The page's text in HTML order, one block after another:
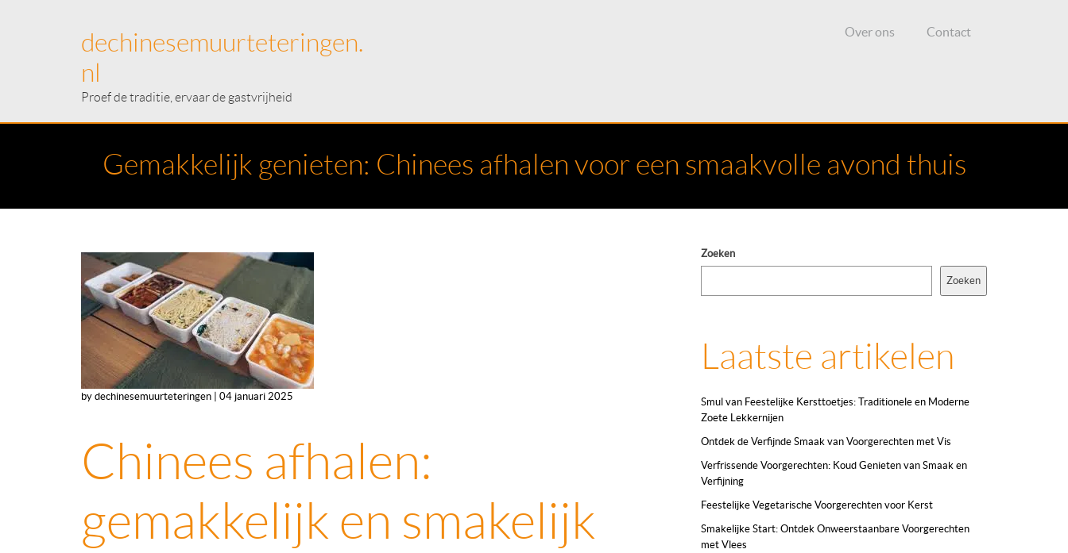
dechinesemuurteteringen.
nl
Proef de traditie, ervaar de gastvrijheid
Over ons Contact
Gemakkelijk genieten: Chinees afhalen voor een smaakvolle avond thuis
by dechinesemuurteteringen | 04 januari 2025
Chinees afhalen:
gemakkelijk en smakelijk
Zoeken
Zoeken
Laatste artikelen
Smul van Feestelijke Kersttoetjes: Traditionele en Moderne
Zoete Lekkernijen
Ontdek de Verfijnde Smaak van Voorgerechten met Vis
Verfrissende Voorgerechten: Koud Genieten van Smaak en
Verfijning
Feestelijke Vegetarische Voorgerechten voor Kerst
Smakelijke Start: Ontdek Onweerstaanbare Voorgerechten
met Vlees